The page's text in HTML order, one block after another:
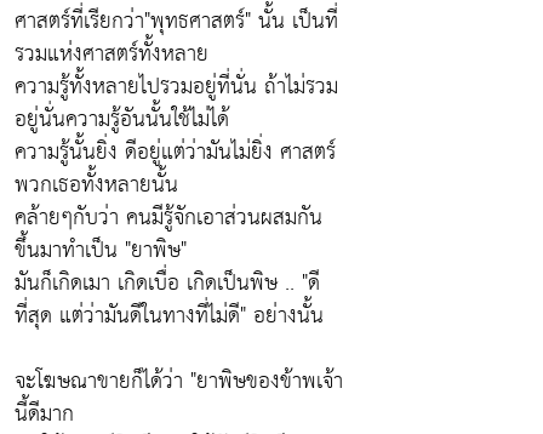
ศาสตร์ที่เรียกว่า"พุทธศาสตร์"นั้น เป็นที่
รวมแห่งศาสตร์ทั้งหลาย
ความรู้ทั้งหลายไปรวมอยู่ที่นั่น ถ้าไม่รวม
อยู่นั่นความรู้อันนั้นใช้ไม่ได้
ความรู้นั้นยิ่ง ดีอยู่แต่ว่ามันไม่ยิ่ง ศาสตร์
พวกเธอทั้งหลายนั้น
คล้ายๆกับว่า คนมีรู้จักเอาส่วนผสมกัน
ขึ้นมาทำเป็น "ยาพิษ"
มันก็เกิดเมา เกิดเบื่อ เกิดเป็นพิษ .. "ดี
ที่สุด แต่ว่ามันดีในทางที่ไม่ดี"อย่างนั้น
จะโฆษณาขายก็ได้ว่า "ยาพิษของข้าพเจ้า
นี้ดีมาก